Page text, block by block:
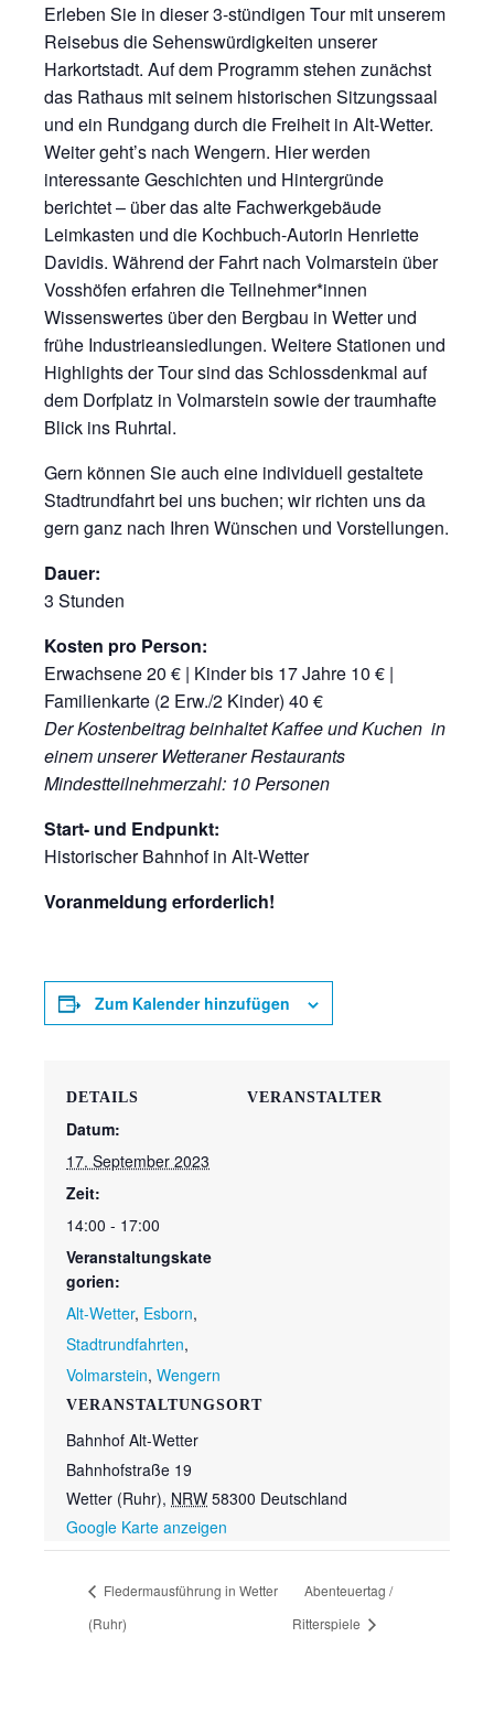
Erleben Sie in dieser 3-stündigen Tour mit unserem
Reisebus die Sehenswürdigkeiten unserer
Harkortstadt. Auf dem Programm stehen zunächst
das Rathaus mit seinem historischen Sitzungssaal
und ein Rundgang durch die Freiheit in Alt-Wetter.
Weiter geht’s nach Wengern. Hier werden
interessante Geschichten und Hintergründe
berichtet – über das alte Fachwerkgebäude
Leimkasten und die Kochbuch-Autorin Henriette
Davidis. Während der Fahrt nach Volmarstein über
Vosshöfen erfahren die Teilnehmer*innen
Wissenswertes über den Bergbau in Wetter und
frühe Industrieansiedlungen. Weitere Stationen und
Highlights der Tour sind das Schlossdenkmal auf
dem Dorfplatz in Volmarstein sowie der traumhafte
Blick ins Ruhrtal.
Gern können Sie auch eine individuell gestaltete
Stadtrundfahrt bei uns buchen; wir richten uns da
gern ganz nach Ihren Wünschen und Vorstellungen.
Dauer:
3 Stunden
Kosten pro Person:
Erwachsene 20 € | Kinder bis 17 Jahre 10 € |
Familienkarte (2 Erw./2 Kinder) 40 €
Der Kostenbeitrag beinhaltet Kaffee und Kuchen in
einem unserer Wetteraner Restaurants
Mindestteilnehmerzahl: 10 Personen
Start- und Endpunkt:
Historischer Bahnhof in Alt-Wetter
Voranmeldung erforderlich!
Zum Kalender hinzufügen
DETAILS
Datum:
17. September 2023
Zeit:
14:00 - 17:00
Veranstaltungskate
gorien:
Alt-Wetter, Esborn,
Stadtrundfahrten,
Volmarstein, Wengern
VERANSTALTUNGSORT
Bahnhof Alt-Wetter
Bahnhofstraße 19
Wetter (Ruhr), NRW 58300 Deutschland
Google Karte anzeigen
VERANSTALTER
Fledermausführung in Wetter
(Ruhr)
Abenteuertag /
Ritterspiele